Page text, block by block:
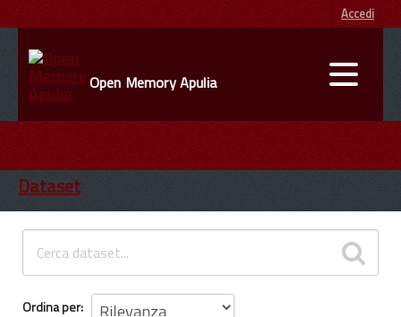
Accedi
Open Memory Apulia
ENTI
INFORMAZIONI
Dataset
Ordina per